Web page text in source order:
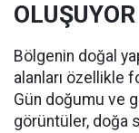
OLUŞUYOR
Bölgenin doğal
alanları özellikle
Gün doğumu ve
görüntüler, doğa